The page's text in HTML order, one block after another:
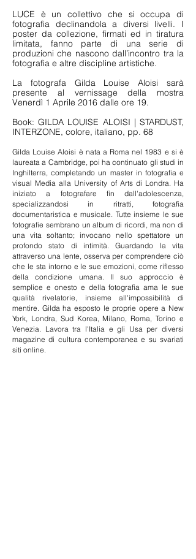
LUCE è un collettivo che si occupa di
fotografia declinandola a diversi livelli. I
poster da collezione, firmati ed in tiratura
limitata, fanno parte di una serie di
produzioni che nascono dall’incontro tra la
fotografia e altre discipline artistiche.
La fotografa Gilda Louise Aloisi sarà
presente al vernissage della mostra
Venerdì 1 Aprile 2016 dalle ore 19.
Book: GILDA LOUISE ALOISI | STARDUST,
INTERZONE, colore, italiano, pp. 68
Gilda Louise Aloisi è nata a Roma nel 1983 e si è
laureata a Cambridge, poi ha continuato gli studi in
Inghilterra, completando un master in fotografia e
visual Media alla University of Arts di Londra. Ha
iniziato a fotografare fin dall'adolescenza,
specializzandosi in ritratti, fotografia
documentaristica e musicale. Tutte insieme le sue
fotografie sembrano un album di ricordi, ma non di
una vita soltanto; invocano nello spettatore un
profondo stato di intimità. Guardando la vita
attraverso una lente, osserva per comprendere ciò
che le sta intorno e le sue emozioni, come riflesso
della condizione umana. Il suo approccio è
semplice e onesto e della fotografia ama le sue
qualità rivelatorie, insieme all'impossibilità di
mentire. Gilda ha esposto le proprie opere a New
York, Londra, Sud Korea, Milano, Roma, Torino e
Venezia. Lavora tra l'Italia e gli Usa per diversi
magazine di cultura contemporanea e su svariati
siti online.